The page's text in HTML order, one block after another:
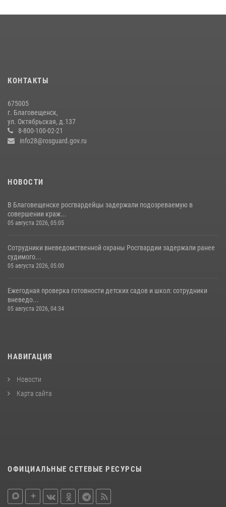
Росгвардии Амурской области в период с 20 по 26 июля 2026 года
28 июля 2026, 02:00
моноярмарке
13 июля 2026, 03:27
КОНТАКТЫ
675005
г. Благовещенск,
ул. Октябрьская, д.137
8-800-100-02-21
info28@rosguard.gov.ru
НОВОСТИ
В Благовещенске росгвардейцы задержали подозреваемую в
совершении краж...
05 августа 2026, 05:05
Сотрудники вневедомственной охраны Росгвардии задержали ранее
судимого...
05 августа 2026, 05:00
Ежегодная проверка готовности детских садов и школ: сотрудники
вневедо...
05 августа 2026, 04:34
НАВИГАЦИЯ
Новости
Карта сайта
ОФИЦИАЛЬНЫЕ СЕТЕВЫЕ РЕСУРСЫ